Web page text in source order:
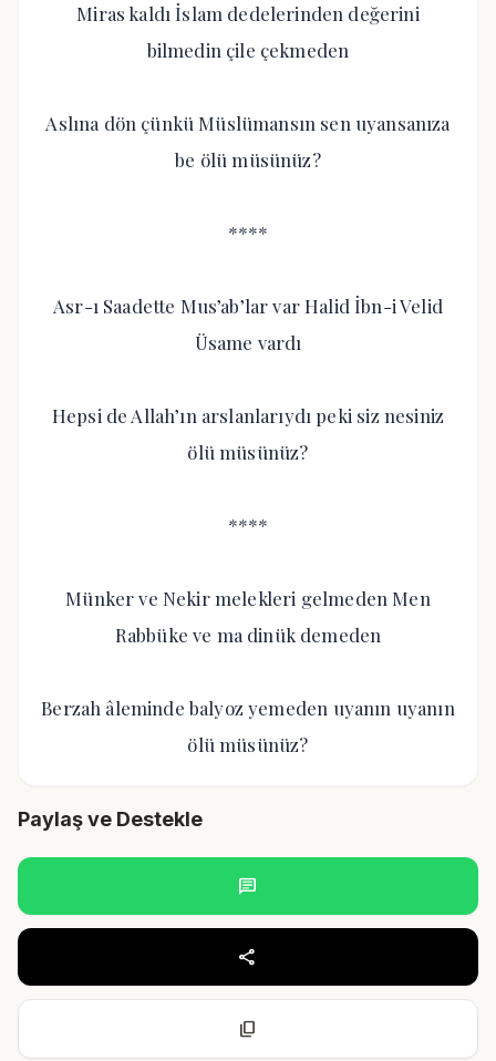
Miras kaldı İslam dedelerinden değerini
bilmedin çile çekmeden
Aslına dön çünkü Müslümansın sen uyansanıza
be ölü müsünüz?
****
Asr-ı Saadette Mus’ab’lar var Halid İbn-i Velid
Üsame vardı
Hepsi de Allah’ın arslanlarıydı peki siz nesiniz
ölü müsünüz?
****
Münker ve Nekir melekleri gelmeden Men
Rabbüke ve ma dinük demeden
Berzah âleminde balyoz yemeden uyanın uyanın
ölü müsünüz?
Paylaş ve Destekle
chat
share
content_copy